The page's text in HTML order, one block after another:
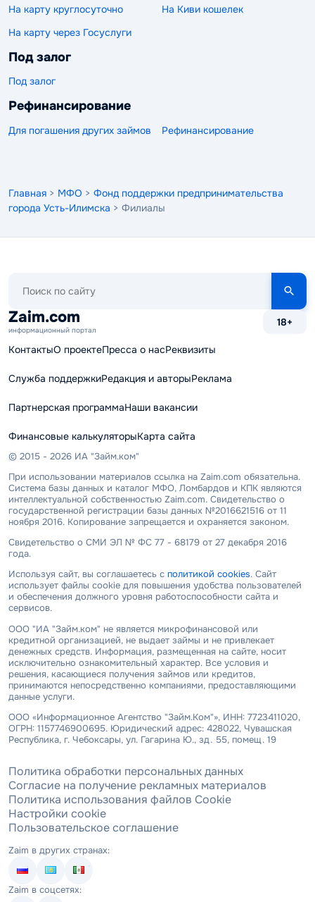
На карту круглосуточно
На Киви кошелек
На карту через Госуслуги
Под залог
Под залог
Рефинансирование
Для погашения других займов Рефинансирование
Главная > МФО > Фонд поддержки предпринимательства
города Усть-Илимска > Филиалы
сайту
Zaim.com
информационный портал
18+
КонтактыО проектеПресса о насРеквизиты
Служба поддержкиРедакция и авторыРеклама
Партнерская программаНаши вакансии
Финансовые калькуляторыКарта сайта
© 2015 - 2026 ИА "Займ.ком"
При использовании материалов ссылка на Zaim.com обязательна.
Система базы данных и каталог МФО, Ломбардов и КПК являются
интеллектуальной собственностью Zaim.com. Свидетельство о
государственной регистрации базы данных №2016621516 от 11
ноября 2016. Копирование запрещается и охраняется законом.
Свидетельство о СМИ ЭЛ № ФС 77 - 68179 от 27 декабря 2016
года.
Используя сайт, вы соглашаетесь с политикой cookies. Сайт
использует файлы cookie для повышения удобства пользователей
и обеспечения должного уровня работоспособности сайта и
сервисов.
ООО "ИА "Займ.ком" не является микрофинансовой или
кредитной организацией, не выдает займы и не привлекает
денежных средств. Информация, размещенная на сайте, носит
исключительно ознакомительный характер. Все условия и
решения, касающиеся получения займов или кредитов,
принимаются непосредственно компаниями, предоставляющими
данные услуги.
ООО «Информационное Агентство "Займ.Ком"», ИНН: 7723411020,
ОГРН: 1157746900695. Юридический адрес: 428022, Чувашская
Республика, г. Чебоксары, ул. Гагарина Ю., зд. 55, помещ. 19
Политика обработки персональных данных
Согласие на получение рекламных материалов
Политика использования файлов Cookie
Настройки cookie
Пользовательское соглашение
Zaim в других странах:
Zaim в соцсетях: